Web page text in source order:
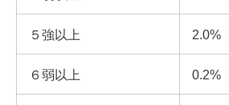
５強以上 2.0%
６弱以上 0.2%